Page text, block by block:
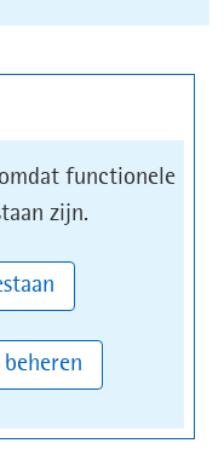
functionele
zijn.